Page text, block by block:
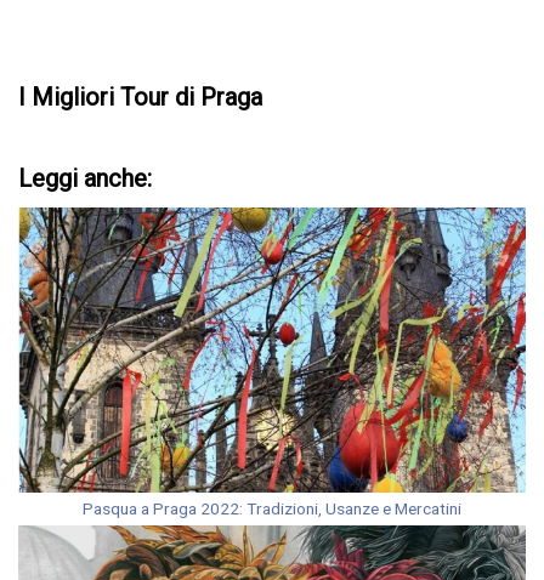
I Migliori Tour di Praga
Leggi anche:
Pasqua a Praga 2022: Tradizioni, Usanze e Mercatini